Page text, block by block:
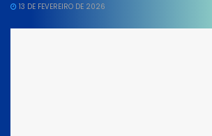
13 DE FEVEREIRO DE 2026